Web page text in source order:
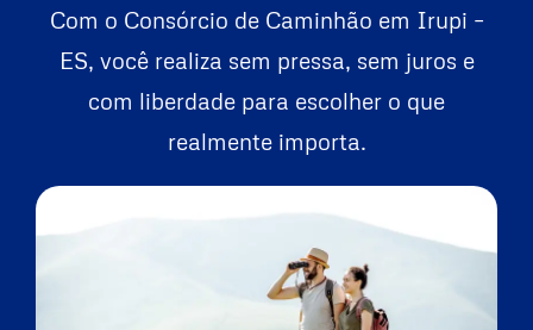
Com o Consórcio de Caminhão em Irupi –
ES, você realiza sem pressa, sem juros e
com liberdade para escolher o que
realmente importa.